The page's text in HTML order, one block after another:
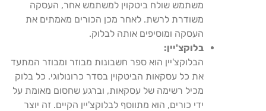
משתמש שולח ביטקוין למשתמש אחר, העסקה
משודרת לרשת. לאחר מכן הכורים מאמתים את
העסקה ומוסיפים אותה לבלוק.
בלוקצ'יין:
הבלוקצ'יין הוא ספר חשבונות מבוזר ומבוזר המתעד
את כל עסקאות הביטקוין בסדר כרונולוגי. כל בלוק
מכיל רשימה של עסקאות, וברגע שחסום מאומת על
ידי כורים, הוא מתווסף לבלוקצ'יין הקיים. זה יוצר